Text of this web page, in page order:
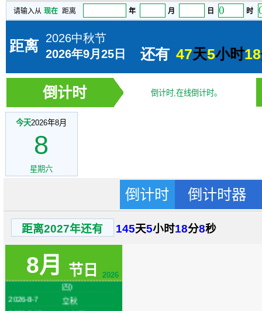
倒计时 倒计时,在线倒计时。
今天2026年8月
8
星期六
倒计时 倒计时器
距离2027年还有 145天5小时18分8秒
8月 节日 2026
2026-8-6
(农历六月二十
立秋
七夕节